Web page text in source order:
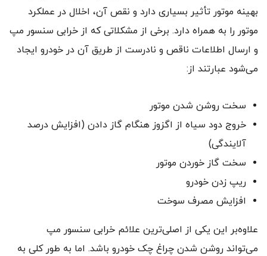
بهینه موتور تأثیر بسیاری دارد و نقص آن، اخلال در عملکرد
موتور را به همراه دارد. برخی از مشکلاتی که از خرابی سنسور مپ
و ارسال اطلاعات ناقص و نادرست از طریق آن در خودرو ایجاد
می‌شود عبارتند از:
سخت روشن شدن موتور
خروج دود سیاه از اگزوز هنگام گاز دادن (افزایش درصد
آلایندگی)
سخت گاز خوردن موتور
ریپ زدن خودرو
افزایش مصرف سوخت
علاوه‌بر این یکی از اصلی‌ترین علائم خرابی سنسور مپ
می‌تواند روشن شدن چراغ چک خودرو باشد. اما به طور کلی به